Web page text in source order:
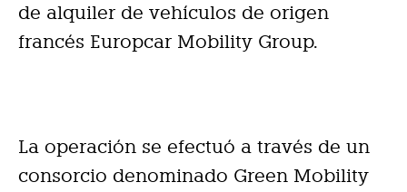
de alquiler de vehículos de origen
francés Europcar Mobility Group.
La operación se efectuó a través de un
consorcio denominado Green Mobility